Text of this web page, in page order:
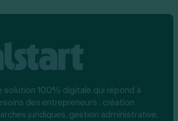
solution 100% digitale qui répond à
des entrepreneurs : création
juridiques, gestion administrative,